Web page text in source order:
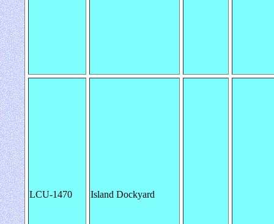
LCU-1470 Island Dockyard